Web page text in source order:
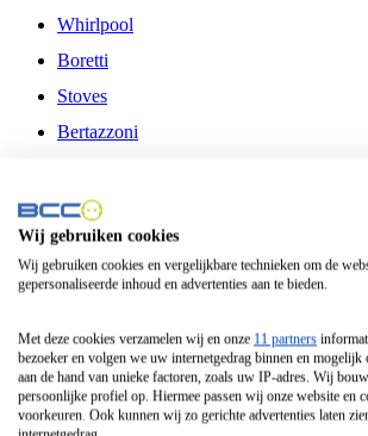
Whirlpool
Boretti
Stoves
Bertazzoni
Fitelli
Airfryer
Frituurpan
Contactgrill
Broodbakmachine
Broodrooster
Wij gebruiken cookies
Wij gebruiken cookies en vergelijkbare technieken om de
gepersonaliseerde inhoud en advertenties aan te bieden.
Met deze cookies verzamelen wij en onze 11 partners
bezoeker en volgen we uw internetgedrag binnen en mogelijk
aan de hand van unieke factoren, zoals uw IP-adres. Wij
persoonlijke profiel op. Hiermee passen wij onze website en
voorkeuren. Ook kunnen wij zo gerichte advertenties laten